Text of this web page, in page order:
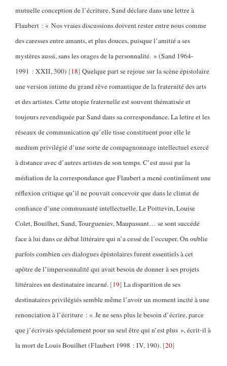
mutuelle conception de l’écriture, Sand déclare dans une lettre à
Flaubert : « Nos vraies discussions doivent rester entre nous comme
des caresses entre amants, et plus douces, puisque l’amitié a ses
mystères aussi, sans les orages de la personnalité. » (Sand 1964-
1991 : XXII, 300) 18 Quelque part se rejoue sur la scène épistolaire
une version intime du grand rêve romantique de la fraternité des arts
et des artistes. Cette utopie fraternelle est souvent thématisée et
toujours revendiquée par Sand dans sa correspondance. La lettre et les
réseaux de communication qu’elle tisse constituent pour elle le
medium privilégié d’une sorte de compagnonnage intellectuel exercé
à distance avec d’autres artistes de son temps. C’est aussi par la
médiation de la correspondance que Flaubert a mené continûment une
réflexion critique qu’il ne pouvait concevoir que dans le climat de
confiance d’une communauté intellectuelle. Le Poittevin, Louise
Colet, Bouilhet, Sand, Tourgueniev, Maupassant… se sont succédé
face à lui dans ce débat littéraire qui n’a cessé de l’occuper. On oublie
parfois combien ces dialogues épistolaires furent essentiels à cet
apôtre de l’impersonnalité qui avait besoin de donner à ses projets
littéraires un destinataire incarné. 19 La disparition de ses
destinataires privilégiés semble même l’avoir un moment incité à une
renonciation à l’écriture : « Je ne sens plus le besoin d’écrire, parce
que j’écrivais spécialement pour un seul être qui n’est plus », écrit-il à
la mort de Louis Bouilhet (Flaubert 1998 : IV, 190). 20